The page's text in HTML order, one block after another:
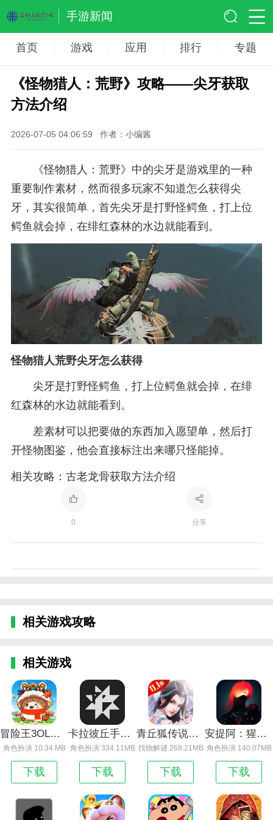
手游新闻
首页 游戏 应用 排行 专题
《怪物猎人：荒野》攻略——尖牙获取
方法介绍
2026-07-05 04:06:59 作者：小编酱
《怪物猎人：荒野》中的尖牙是游戏里的一种
重要制作素材，然而很多玩家不知道怎么获得尖
牙，其实很简单，首先尖牙是打野怪鳄鱼，打上位
鳄鱼就会掉，在绯红森林的水边就能看到。
怪物猎人荒野尖牙怎么获得
尖牙是打野怪鳄鱼，打上位鳄鱼就会掉，在绯
红森林的水边就能看到。
差素材可以把要做的东西加入愿望单，然后打
开怪物图鉴，他会直接标注出来哪只怪能掉。
相关攻略：古老龙骨获取方法介绍
0 分享
相关游戏攻略
相关游戏
冒险王3OL（全屏吸怪撸万充）
角色扮演 10.34 MB
下载
卡拉彼丘手游下载_卡拉彼丘手游
角色扮演 334.11MB
下载
青丘狐传说演员表_青丘狐传说
找物解谜 268.21MB
下载
安提阿：猩红海湾
角色扮演 140.07MB
下载